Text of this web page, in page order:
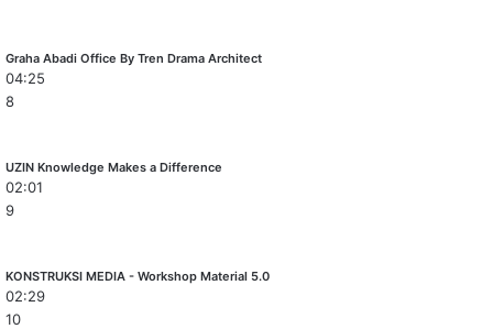
Graha Abadi Office By Tren Drama Architect
04:25
8
UZIN Knowledge Makes a Difference
02:01
9
KONSTRUKSI MEDIA - Workshop Material 5.0
02:29
10